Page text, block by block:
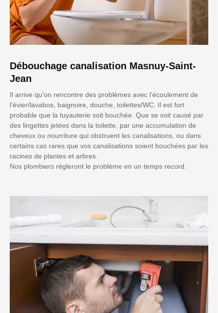
Débouchage canalisation Masnuy-Saint-
Jean
Il arrive qu'on rencontre des problèmes avec l’écoulement de
l’évier/lavabos, baignoire, douche, toilettes/WC. Il est fort
probable que la tuyauterie soit bouchée. Que se soit causé par
des lingettes jetées dans la toilette, par une accumulation de
cheveux ou nourriture qui obstruent les canalisations, ou dans
certains cas rares que vos canalisations soient bouchées par les
racines de plantes et arbres.
Nos plombiers régleront le problème en un temps record.